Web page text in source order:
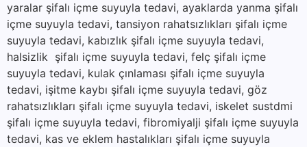
yaralar şifalı içme suyuyla tedavi, ayaklarda yanma şifalı
içme suyuyla tedavi, tansiyon rahatsızlıkları şifalı içme
suyuyla tedavi, kabızlık şifalı içme suyuyla tedavi,
halsizlik şifalı içme suyuyla tedavi, felç şifalı içme
suyuyla tedavi, kulak çınlaması şifalı içme suyuyla
tedavi, işitme kaybı şifalı içme suyuyla tedavi, göz
rahatsızlıkları şifalı içme suyuyla tedavi, iskelet sustdmi
şifalı içme suyuyla tedavi, fibromiyalji şifalı içme suyuyla
tedavi, kas ve eklem hastalıkları şifalı içme suyuyla